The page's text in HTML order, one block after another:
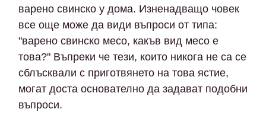
варено свинско у дома. Изненадващо човек
все още може да види въпроси от типа:
"варено свинско месо, какъв вид месо е
това?" Въпреки че тези, които никога не са се
сблъсквали с приготвянето на това ястие,
могат доста основателно да задават подобни
въпроси.